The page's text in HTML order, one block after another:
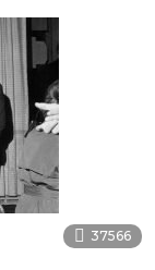
37566